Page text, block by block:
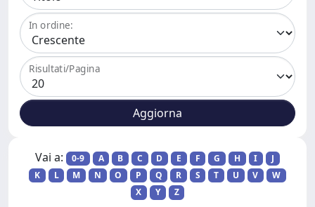
In ordine:
Risultati/Pagina
Vai a: 0-9 A B C D E F G H I
J
K
L M N O P Q R S T U V
W
X
Y Z